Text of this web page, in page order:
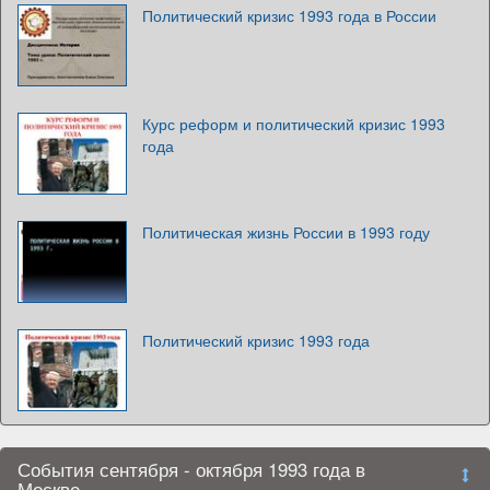
Политический кризис 1993 года в России
Курс реформ и политический кризис 1993
года
Политическая жизнь России в 1993 году
Политический кризис 1993 года
События сентября - октября 1993 года в